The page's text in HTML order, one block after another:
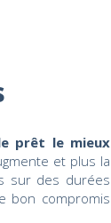
prêt le mieux
et plus la
sur des durées
bon compromis